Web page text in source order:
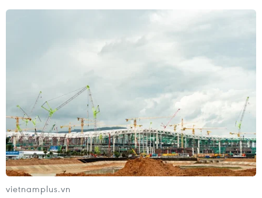
vietnamplus.vn